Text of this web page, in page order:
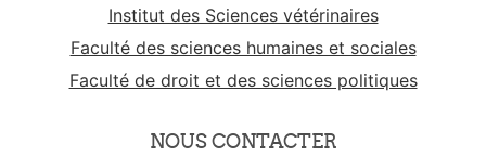
Institut des Sciences vétérinaires
Faculté des sciences humaines et sociales
Faculté de droit et des sciences politiques
NOUS CONTACTER